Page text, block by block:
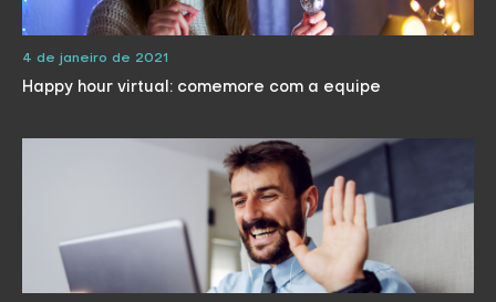
4 de janeiro de 2021
Happy hour virtual: comemore com a equipe